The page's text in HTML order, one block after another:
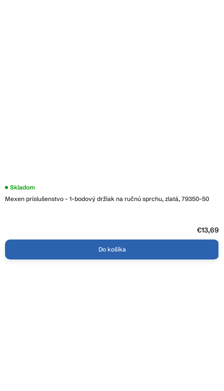
Mexen príslušenstvo - 1-bodový držiak na ručnú sprchu, zlatá, 79350-50
Skladom
€13,69
Do košíka